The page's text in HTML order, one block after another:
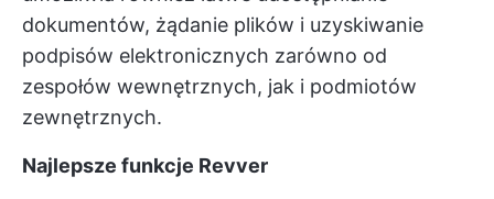
dokumentów, żądanie plików i uzyskiwanie
podpisów elektronicznych zarówno od
zespołów wewnętrznych, jak i podmiotów
zewnętrznych.
Najlepsze funkcje Revver